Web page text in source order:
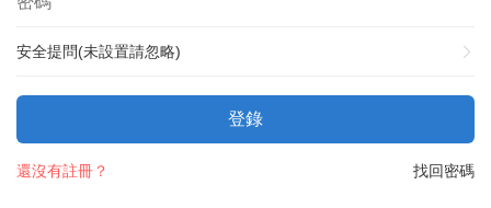
安全提問(未設置請忽略)
登錄
找回密碼
還沒有註冊？